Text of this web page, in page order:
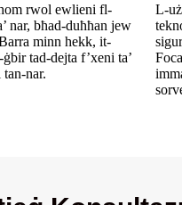
rwol ewlieni fl-
nar, bħad-duħħan jew
minn hekk, it-
tad-dejta f’xeni ta’
nar.
L-